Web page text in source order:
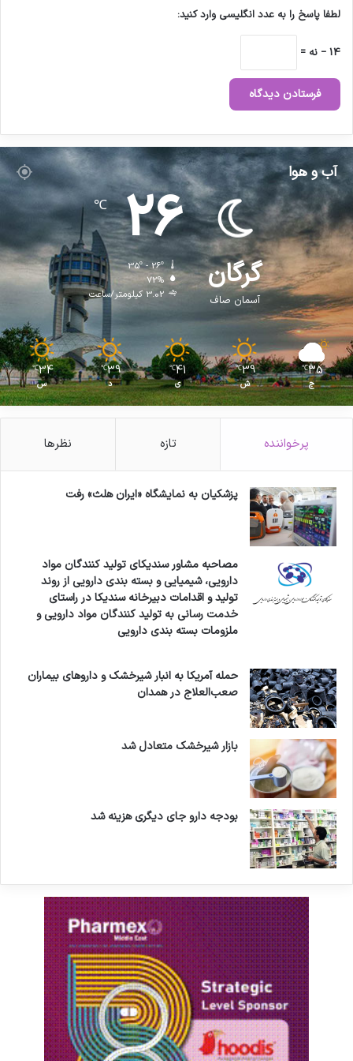
لطفا پاسخ را به عدد انگلیسی وارد کنید:
14 − نه =
آب و هوا
گرگان
آسمان صاف
26
℃
35º - 26º
72%
3.02 کیلومتر/ساعت
35
℃
ج
39
℃
ش
41
℃
ی
39
℃
د
34
℃
س
پرخواننده تازه نظرها
پزشکیان به نمایشگاه «ایران هلث» رفت
مصاحبه مشاور سندیکای تولید کنندگان مواد
دارویی، شیمیایی و بسته بندی دارویی از روند
تولید و اقدامات دبیرخانه سندیکا در راستای
خدمت رسانی به تولید کنندگان مواد دارویی و
ملزومات بسته بندی دارویی
حمله آمریکا به انبار شیرخشک و داروهای بیماران
صعب‌العلاج در همدان
بازار شیرخشک متعادل شد
بودجه دارو جای دیگری هزینه شد